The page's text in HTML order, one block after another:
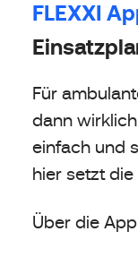
FLEXXI
Für
dann
einfach und
hier setzt die
Über die